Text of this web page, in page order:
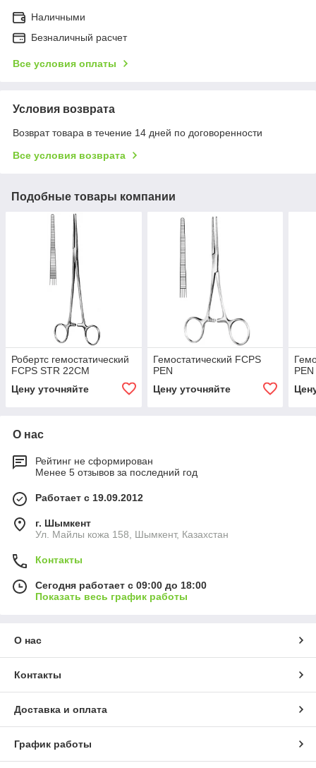
Наличными
Безналичный расчет
Все условия оплаты
Условия возврата
Возврат товара в течение 14 дней по договоренности
Все условия возврата
Подобные товары компании
Робертс гемостатический
FCPS STR 22CM
Цену уточняйте
Гемостатический FCPS
PEN
Цену уточняйте
О нас
Рейтинг не сформирован
Менее 5 отзывов за последний год
Работает с 19.09.2012
г. Шымкент
Ул. Майлы кожа 158, Шымкент, Казахстан
Контакты
Сегодня работает с 09:00 до 18:00
Показать весь график работы
О нас
Контакты
Доставка и оплата
График работы